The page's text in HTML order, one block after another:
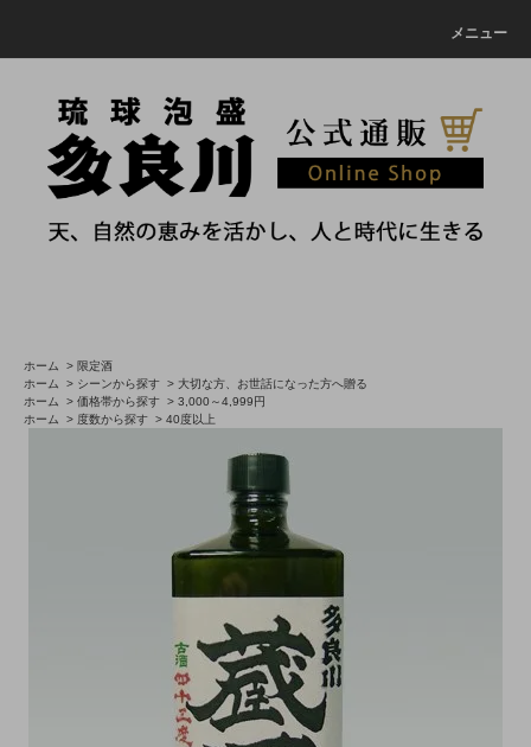
メニュー
ホーム > 限定酒
ホーム
> シーンから探す > 大切な方、お世話になった方へ贈る
ホーム
> 価格帯から探す > 3,000～4,999円
ホーム
> 度数から探す > 40度以上